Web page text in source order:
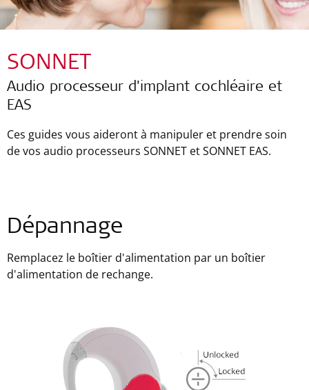
SONNET
Audio processeur d'implant cochléaire et
EAS
Ces guides vous aideront à manipuler et prendre soin
de vos audio processeurs SONNET et SONNET EAS.
Dépannage
Remplacez le boîtier d'alimentation par un boîtier
d'alimentation de rechange.